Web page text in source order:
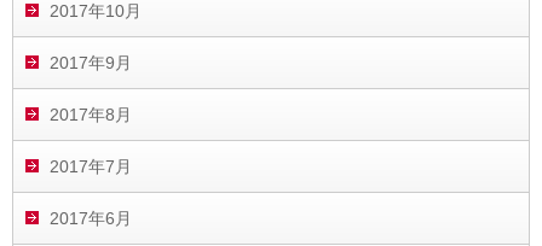
2017年10月
2017年9月
2017年8月
2017年7月
2017年6月